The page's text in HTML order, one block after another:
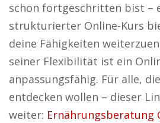
schon fortgeschritten bist –
strukturierter Online-Kurs
deine Fähigkeiten
seiner Flexibilität ist ein
anpassungsfähig. Für alle,
entdecken wollen – dieser
weiter: Ernährungsberatung